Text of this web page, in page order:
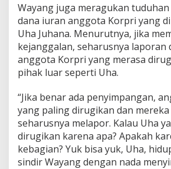
Wayang juga meragukan
dana iuran anggota Korpri yang
Uha Juhana. Menurutnya, jika
kejanggalan, seharusnya laporan
anggota Korpri yang merasa
pihak luar seperti Uha.
“Jika benar ada penyimpangan,
yang paling dirugikan dan
seharusnya melapor. Kalau Uha
dirugikan karena apa? Apakah
kebagian? Yuk bisa yuk, Uha,
sindir Wayang dengan nada